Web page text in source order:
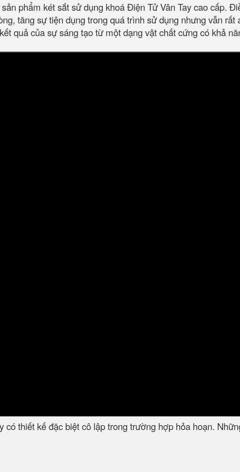
phẩm két sắt sử dụng khoá Điện Tử Vân Tay cao cấp.
tăng sự tiện dụng trong quá trình sử dụng nhưng vẫn rất
quả của sự sáng tạo từ một dạng vật chất cứng có khả
có thiết kế đặc biệt cô lập trong trường hợp hỏa hoạn.